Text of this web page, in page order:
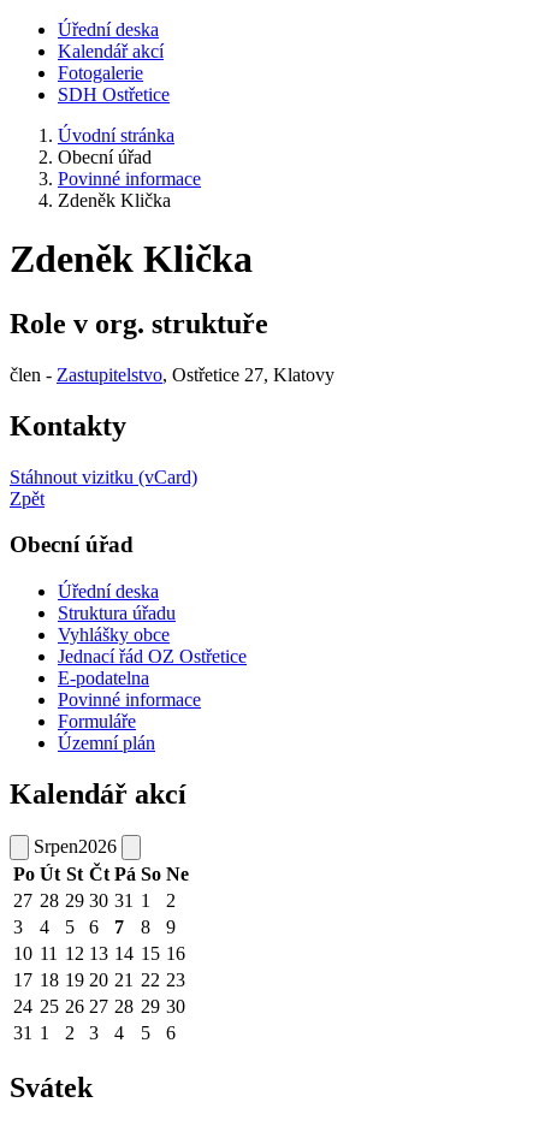
Úřední deska
Kalendář akcí
Fotogalerie
SDH Ostřetice
Úvodní stránka
Obecní úřad
Povinné informace
Zdeněk Klička
Zdeněk Klička
Role v org. struktuře
člen - Zastupitelstvo, Ostřetice 27, Klatovy
Kontakty
Stáhnout vizitku (vCard)
Zpět
Obecní úřad
Úřední deska
Struktura úřadu
Vyhlášky obce
Jednací řád OZ Ostřetice
E-podatelna
Povinné informace
Formuláře
Územní plán
Kalendář akcí
Srpen2026
Po Út St Čt Pá So Ne
27 28 29 30 31 1
2
3
4 5 6 7 8
9
10 11 12 13 14 15 16
17 18 19 20 21 22 23
24 25 26 27 28 29 30
31 1 2 3 4 5 6
Svátek